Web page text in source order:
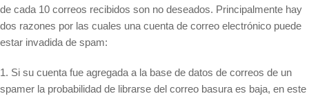
de cada 10 correos recibidos son no deseados. Principalmente hay
dos razones por las cuales una cuenta de correo electrónico puede
estar invadida de spam:
1. Si su cuenta fue agregada a la base de datos de correos de un
spamer la probabilidad de librarse del correo basura es baja, en este